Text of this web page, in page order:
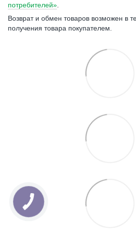
потребителей»
Возврат и обмен товаров возможен в
получения товара покупателем.